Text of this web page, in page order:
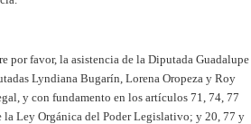
por favor, la asistencia de la Diputada Guadalupe
Lyndiana Bugarín, Lorena Oropeza y Roy
y con fundamento en los artículos 71, 74, 77
Ley Orgánica del Poder Legislativo; y 20, 77 y